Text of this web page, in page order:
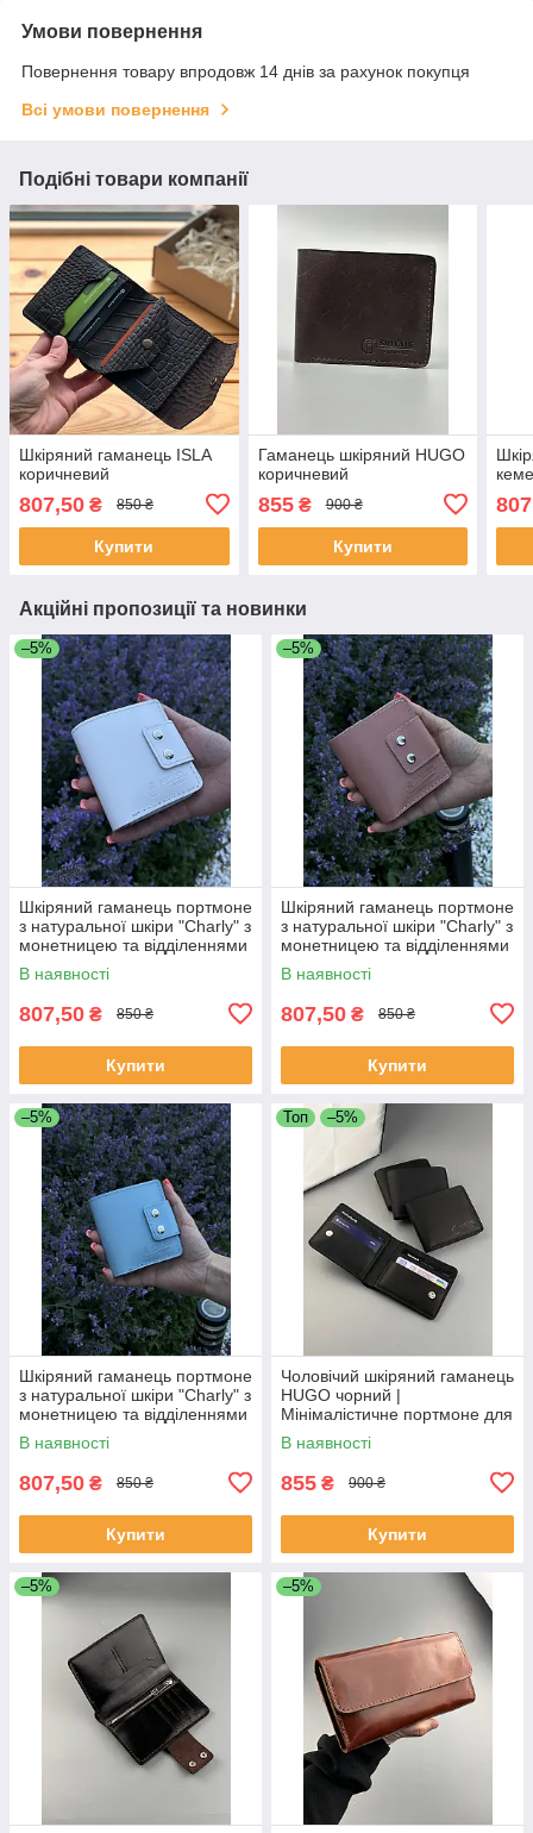
Умови повернення
Повернення товару впродовж 14 днів за рахунок покупця
Всі умови повернення
Подібні товари компанії
Шкіряний гаманець ISLA
коричневий
807,50 ₴ 850 ₴
Купити
Гаманець шкіряний HUGO
коричневий
855₴ 900 ₴
Купити
Акційні пропозиції та новинки
–5%
Шкіряний гаманець портмоне
з натуральної шкіри "Charly" з
монетницею та відділеннями
для карток у білому кольорі
В наявності
807,50 ₴ 850 ₴
Купити
–5%
Шкіряний гаманець портмоне
з натуральної шкіри "Charly" з
монетницею та відділеннями
для карток у рожевому
кольорі
В наявності
807,50 ₴ 850 ₴
Купити
–5%
Шкіряний гаманець портмоне
з натуральної шкіри "Charly" з
монетницею та відділеннями
для карток у Блакитному
кольорі
В наявності
807,50 ₴ 850 ₴
Купити
Топ –5%
Чоловічий шкіряний гаманець
HUGO чорний |
Мінімалістичне портмоне для
карток та купюр
В наявності
855 ₴ 900 ₴
Купити
–5% –5%